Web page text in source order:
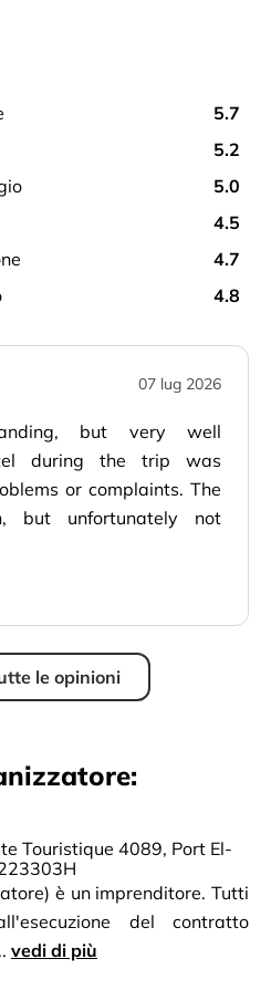
5.7
5.2
5.0
4.5
4.7
4.8
07 lug 2026
but very well
during the trip was
or complaints. The
but unfortunately not
le opinioni
Touristique 4089, Port El-
è un imprenditore. Tutti
del contratto
vedi di più